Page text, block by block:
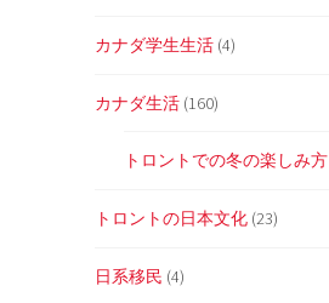
カナダ学生生活 (4)
カナダ生活 (160)
トロントでの冬の楽しみ方
トロントの日本文化 (23)
日系移民 (4)